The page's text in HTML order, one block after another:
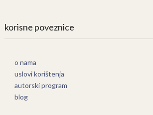
korisne poveznice
o nama
uslovi korištenja
autorski program
blog